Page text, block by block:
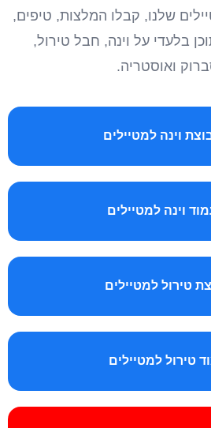
שלנו, קבלו המלצות, טיפים,
בלעדי על וינה, חבל טירול,
ואוסטריה.
טירול למטיילים
טירול למטיילים